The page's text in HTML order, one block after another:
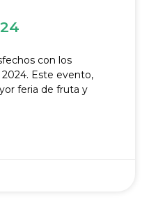
con los
Este evento,
feria de fruta y